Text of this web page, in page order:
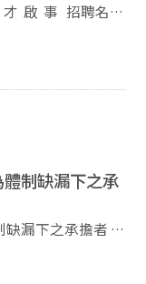
設課程
滿三年者免附）
，信件標
任教師」。 編
制缺漏下之承
漏下之承擔者 社
線訪視社工，並